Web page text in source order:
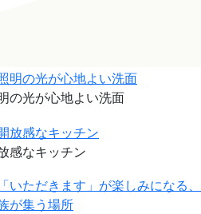
の光が心地よい洗面
感なキッチン